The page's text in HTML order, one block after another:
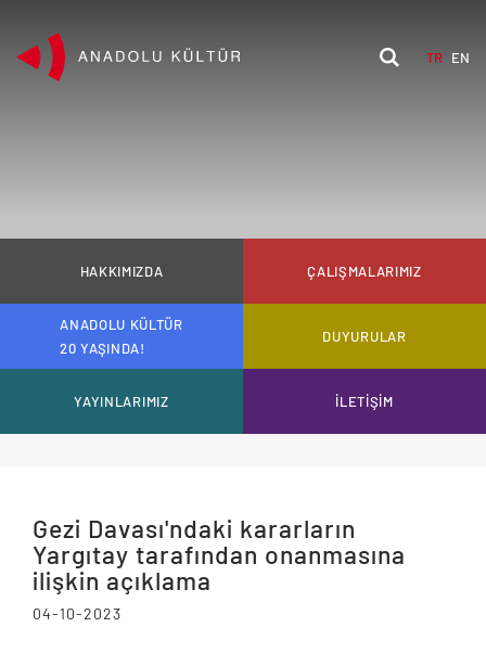
TR EN
HAKKIMIZDA ÇALIŞMALARIMIZ
ANADOLU KÜLTÜR
20 YAŞINDA!
DUYURULAR
YAYINLARIMIZ İLETİŞİM
Gezi Davası'ndaki kararların
Yargıtay tarafından onanmasına
ilişkin açıklama
04-10-2023